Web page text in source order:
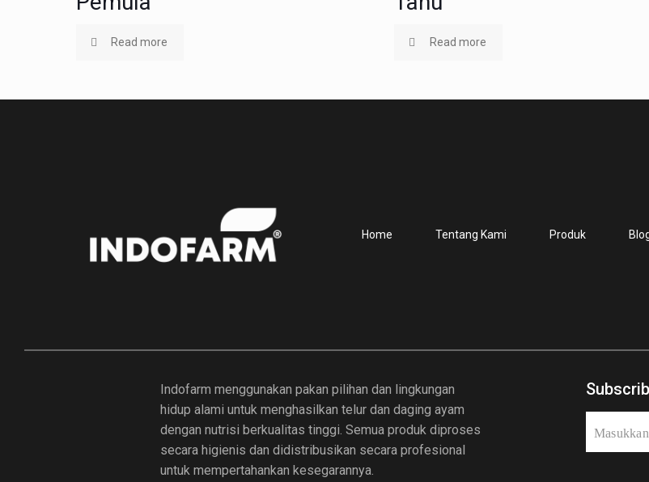
Read more Read more
Home Tentang Kami Produk
Indofarm menggunakan pakan pilihan dan lingkungan
hidup alami untuk menghasilkan telur dan daging ayam
dengan nutrisi berkualitas tinggi. Semua produk diproses
secara higienis dan didistribusikan secara profesional
untuk mempertahankan kesegarannya.